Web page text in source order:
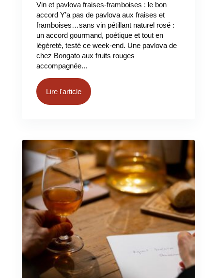
Vin et pavlova fraises-framboises : le bon
accord Y’a pas de pavlova aux fraises et
framboises…sans vin pétillant naturel rosé :
un accord gourmand, poétique et tout en
légèreté, testé ce week-end. Une pavlova de
chez Bongato aux fruits rouges
accompagnée...
Lire l'article